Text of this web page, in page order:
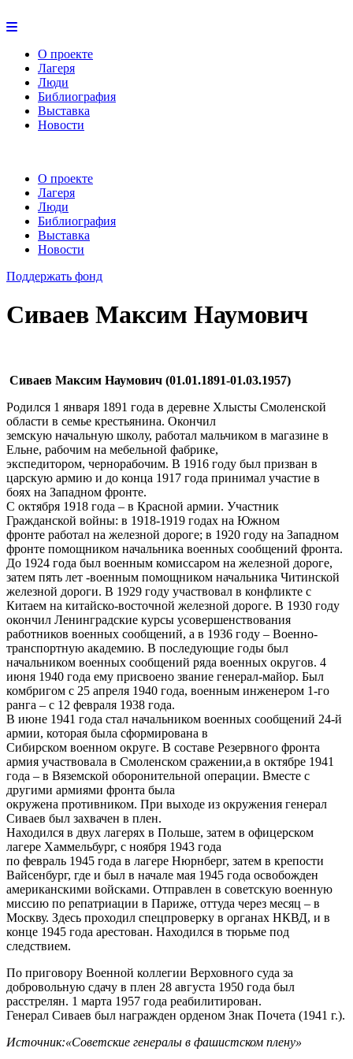
О проекте
Лагеря
Люди
Библиография
Выставка
Новости
О проекте
Лагеря
Люди
Библиография
Выставка
Новости
Поддержать фонд
Сиваев Максим Наумович
Сиваев Максим Наумович (01.01.1891-01.03.1957)
Родился 1 января 1891 года в деревне Хлысты Смоленской
области в семье крестьянина. Окончил
земскую начальную школу, работал мальчиком в магазине в
Ельне, рабочим на мебельной фабрике,
экспедитором, чернорабочим. В 1916 году был призван в
царскую армию и до конца 1917 года принимал участие в
боях на Западном фронте.
С октября 1918 года – в Красной армии. Участник
Гражданской войны: в 1918-1919 годах на Южном
фронте работал на железной дороге; в 1920 году на Западном
фронте помощником начальника военных сообщений фронта.
До 1924 года был военным комиссаром на железной дороге,
затем пять лет -военным помощником начальника Читинской
железной дороги. В 1929 году участвовал в конфликте с
Китаем на китайско-восточной железной дороге. В 1930 году
окончил Ленинградские курсы усовершенствования
работников военных сообщений, а в 1936 году – Военно-
транспортную академию. В последующие годы был
начальником военных сообщений ряда военных округов. 4
июня 1940 года ему присвоено звание генерал-майор. Был
комбригом с 25 апреля 1940 года, военным инженером 1-го
ранга – с 12 февраля 1938 года.
В июне 1941 года стал начальником военных сообщений 24-й
армии, которая была сформирована в
Сибирском военном округе. В составе Резервного фронта
армия участвовала в Смоленском сражении,а в октябре 1941
года – в Вяземской оборонительной операции. Вместе с
другими армиями фронта была
окружена противником. При выходе из окружения генерал
Сиваев был захвачен в плен.
Находился в двух лагерях в Польше, затем в офицерском
лагере Хаммельбург, с ноября 1943 года
по февраль 1945 года в лагере Нюрнберг, затем в крепости
Вайсенбург, где и был в начале мая 1945 года освобожден
американскими войсками. Отправлен в советскую военную
миссию по репатриации в Париже, оттуда через месяц – в
Москву. Здесь проходил спецпроверку в органах НКВД, и в
конце 1945 года арестован. Находился в тюрьме под
следствием.
По приговору Военной коллегии Верховного суда за
добровольную сдачу в плен 28 августа 1950 года был
расстрелян. 1 марта 1957 года реабилитирован.
Генерал Сиваев был награжден орденом Знак Почета (1941 г.).
Источник:«Советские генералы в фашистском плену»